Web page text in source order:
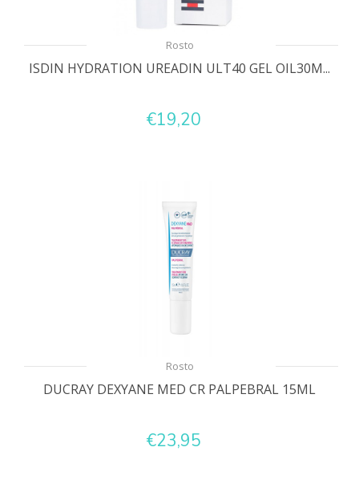
Rosto
ISDIN HYDRATION UREADIN ULT40 GEL OIL30M...
€19,20
Rosto
DUCRAY DEXYANE MED CR PALPEBRAL 15ML
€23,95